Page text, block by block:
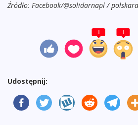
Źródło: Facebook/@solidarnapl /
1 1
Udostępnij: